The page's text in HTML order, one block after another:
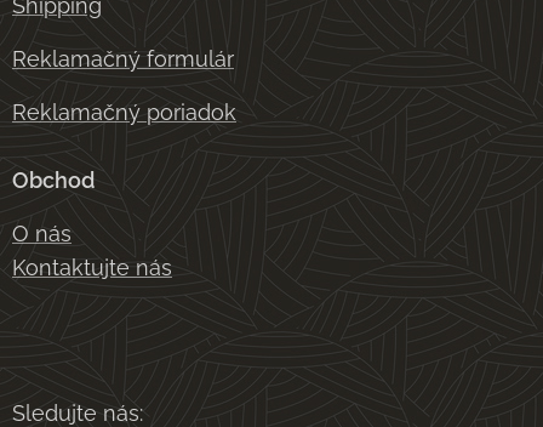
Shipping
Reklamačný formulár
Reklamačný poriadok
Obchod
O nás
Kontaktujte nás
Sledujte nás: